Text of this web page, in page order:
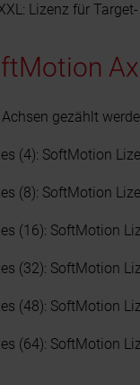
Lizenz für
gezählt
(4): SoftMotion
(8): SoftMotion
(16): SoftMotion
(32): SoftMotion
(48): SoftMotion
(64): SoftMotion